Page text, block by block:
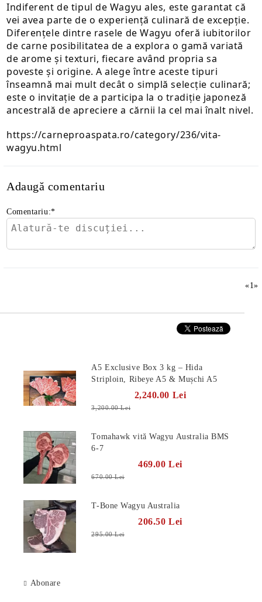
Indiferent de tipul de Wagyu ales, este garantat că
vei avea parte de o experiență culinară de excepție.
Diferențele dintre rasele de Wagyu oferă iubitorilor
de carne posibilitatea de a explora o gamă variată
de arome și texturi, fiecare având propria sa
poveste și origine. A alege între aceste tipuri
înseamnă mai mult decât o simplă selecție culinară;
este o invitație de a participa la o tradiție japoneză
ancestrală de apreciere a cărnii la cel mai înalt nivel.
https://carneproaspata.ro/category/236/vita-
wagyu.html
Adaugă comentariu
Comentariu:*
«1»
A5 Exclusive Box 3 kg – Hida
Striploin, Ribeye A5 & Mușchi A5
2,240.00 Lei
3,200.00 Lei
Tomahawk vită Wagyu Australia BMS
6-7
469.00 Lei
670.00 Lei
T-Bone Wagyu Australia
206.50 Lei
295.00 Lei
Abonare